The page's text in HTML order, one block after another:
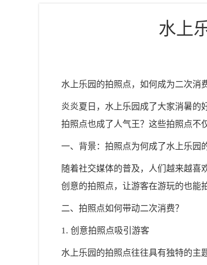
水上
水上乐园的拍照点，如何成为二次消
炎炎夏日，水上乐园成了大家消暑的
拍照点也成了人气王？这些拍照点不
一、背景：拍照点为何成了水上乐园
随着社交媒体的普及，人们越来越喜
创意的拍照点，让游客在游玩的也能
二、拍照点如何带动二次消费？
1. 创意拍照点吸引游客
水上乐园的拍照点往往具有独特的主